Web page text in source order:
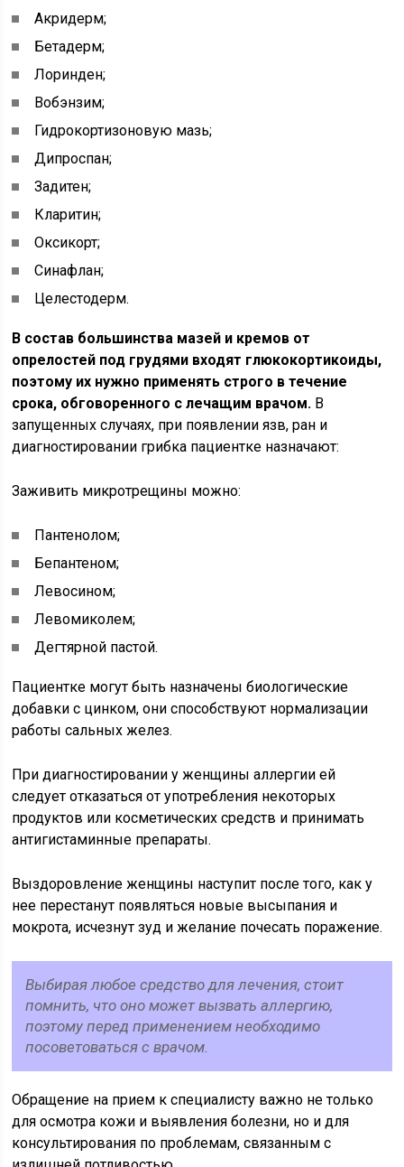
Акридерм;
Бетадерм;
Лоринден;
Вобэнзим;
Гидрокортизоновую мазь;
Дипроспан;
Задитен;
Кларитин;
Оксикорт;
Синафлан;
Целестодерм.
В состав большинства мазей и кремов от
опрелостей под грудями входят глюкокортикоиды,
поэтому их нужно применять строго в течение
срока, обговоренного с лечащим врачом. В
запущенных случаях, при появлении язв, ран и
диагностировании грибка пациентке назначают:
Заживить микротрещины можно:
Пантенолом;
Бепантеном;
Левосином;
Левомиколем;
Дегтярной пастой.
Пациентке могут быть назначены биологические
добавки с цинком, они способствуют нормализации
работы сальных желез.
При диагностировании у женщины аллергии ей
следует отказаться от употребления некоторых
продуктов или косметических средств и принимать
антигистаминные препараты.
Выздоровление женщины наступит после того, как у
нее перестанут появляться новые высыпания и
мокрота, исчезнут зуд и желание почесать поражение.
Выбирая любое средство для лечения, стоит
помнить, что оно может вызвать аллергию,
поэтому перед применением необходимо
посоветоваться с врачом.
Обращение на прием к специалисту важно не только
для осмотра кожи и выявления болезни, но и для
консультирования по проблемам, связанным с